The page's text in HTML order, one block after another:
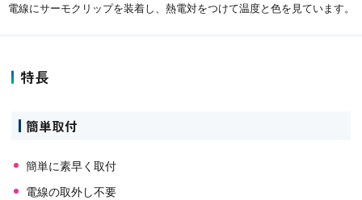
電線にサーモクリップを装着し、熱電対をつけて温度と色を見ています。
特長
簡単取付
簡単に素早く取付
電線の取外し不要